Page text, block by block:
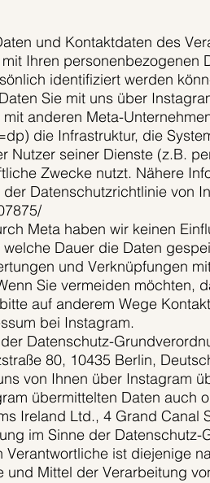
und Kontaktdaten des
Ihren personenbezogenen
identifiziert werden
Sie mit uns über
anderen Meta-
die Infrastruktur, die
seiner Dienste (z.B.
Zwecke nutzt. Nähere
Datenschutzrichtlinie von
Meta haben wir keinen
Dauer die Daten
und Verknüpfungen
Sie vermeiden möchten,
auf anderem Wege
bei Instagram.
Datenschutz-
80, 10435 Berlin,
von Ihnen über Instagram
übermittelten Daten auch
Ireland Ltd., 4 Grand Canal
im Sinne der Datenschutz-
ist diejenige
Mittel der Verarbeitung